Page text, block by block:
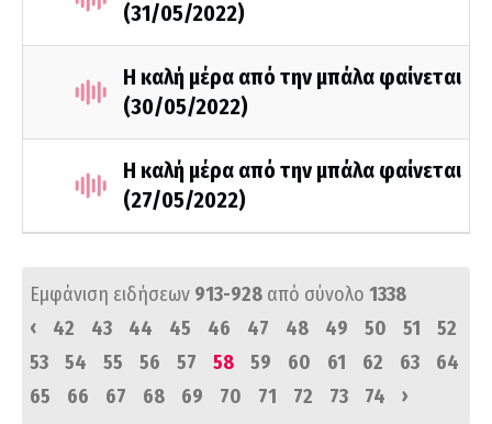
(31/05/2022)
Η καλή μέρα από την μπάλα φαίνεται
(30/05/2022)
Η καλή μέρα από την μπάλα φαίνεται
(27/05/2022)
Εμφάνιση ειδήσεων 913-928 από σύνολο 1338
‹
42 43 44 45 46 47 48 49 50 51
52
53
54 55 56 57 58 59 60 61 62 63
64
65
66 67 68 69 70 71 72 73 74 ›